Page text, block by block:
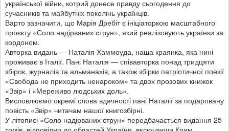
української війни, котрий донесе правду сьогодення до
сучасників та майбутніх поколінь українців.
Варто зазначити, що Марія Дребіт є ініціаторкою масштабного
проєкту «Соло надірваних струн», який реалізовують українки за
кордоном.
Авторка видань — Наталія Хаммоуда, наша краянка, яка нині
проживає в Італії. Пані Наталія — співавторка понад тридцяти
збірок, журналів та альманахів, а також збірки патріотичної поезії
«Свобода не приходить ненароком» та двох прозових книжок
«Звір» і «Мереживо людських доль».
Висловлюємо окремі слова вдячності пані Наталії за подаровану
повість «Звір» читачам нашої книгозбірні.
У літописі «Соло надірваних струн» передбачається видання 25